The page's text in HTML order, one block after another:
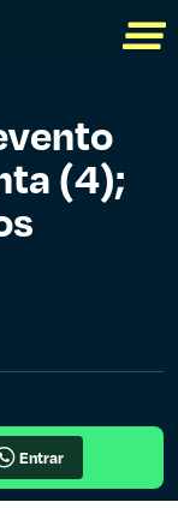
(4);
Entrar